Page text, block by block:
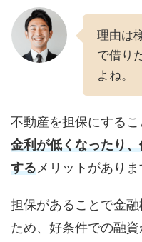
理由は
で借り
よね。
不動産を担保にするこ
金利が低くなったり
するメリットがありま
担保があることで金
ため、好条件での融資